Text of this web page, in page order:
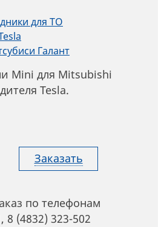
для ТО
Галант
Mini для Mitsubishi
Tesla.
Заказать
по телефонам
, 8 (4832) 323-502